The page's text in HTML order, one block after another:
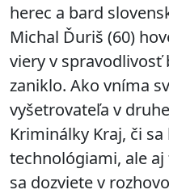
herec a bard
Michal Ďuriš (60)
viery v spravodlivosť
zaniklo. Ako vníma
vyšetrovateľa v
Kriminálky Kraj, či
technológiami, ale
sa dozviete v